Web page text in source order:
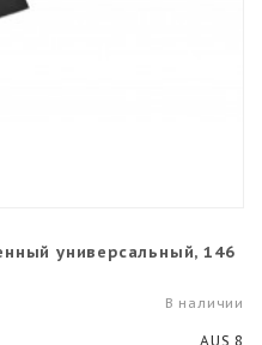
универсальный, 146
В наличии
AUS 8